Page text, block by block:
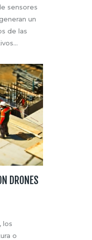
sensores
un
de las
DRONES
los
o